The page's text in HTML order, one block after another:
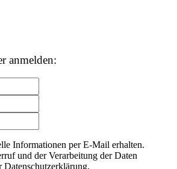
anmelden:
Informationen per E-Mail erhalten.
und der Verarbeitung der Daten
Datenschutzerklärung.